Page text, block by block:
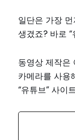
일단은 가장
생겼죠? 바로
동영상 제작은
카메라를 사용
“유튜브” 사이